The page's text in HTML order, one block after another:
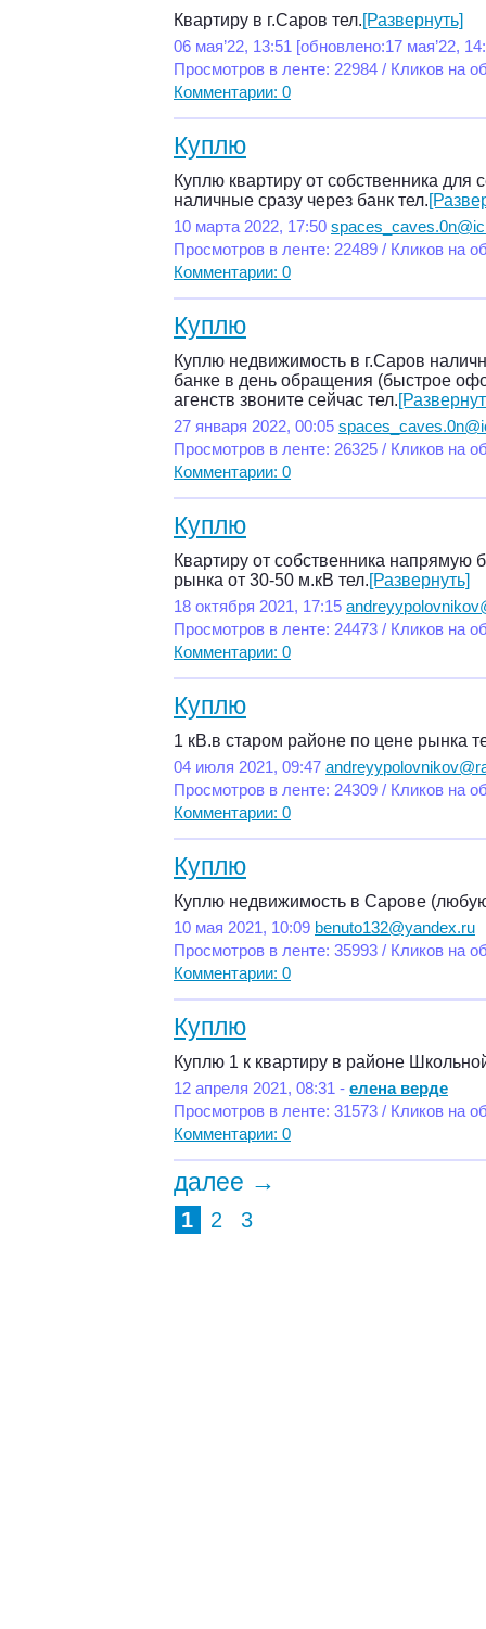
Квартиру в г.Саров тел.[Развернуть]
06 мая’22, 13:51 [обновлено:17 мая’22,
Просмотров в ленте: 22984 / Кликов на
Комментарии: 0
Куплю
Куплю квартиру от собственника для
наличные сразу через банк тел.
10 марта 2022, 17:50
Просмотров в ленте: 22489 / Кликов на
Комментарии: 0
Куплю
Куплю недвижимость в г.Саров
банке в день обращения (быстрое
агенств звоните сейчас тел.
27 января 2022, 00:05
Просмотров в ленте: 26325 / Кликов на
Комментарии: 0
Куплю
Квартиру от собственника напрямую
рынка от 30-50 м.кВ тел.[Развернуть]
18 октября 2021, 17:15
Просмотров в ленте: 24473 / Кликов на
Комментарии: 0
Куплю
1 кВ.в старом районе по цене рынка
04 июля 2021, 09:47
Просмотров в ленте: 24309 / Кликов на
Комментарии: 0
Куплю
Куплю недвижимость в Сарове
10 мая 2021, 10:09 benuto132@yandex.ru
Просмотров в ленте: 35993 / Кликов на
Комментарии: 0
Куплю
Куплю 1 к квартиру в районе
12 апреля 2021, 08:31 - елена верде
Просмотров в ленте: 31573 / Кликов на
Комментарии: 0
далее →
1 2 3